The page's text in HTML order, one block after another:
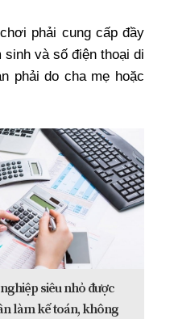
phải cung cấp đầy
và số điện thoại di
phải do cha mẹ hoặc
siêu nhỏ được
làm kế toán, không